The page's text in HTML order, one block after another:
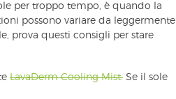
per troppo tempo, è quando la
possono variare da leggermente
prova questi consigli per stare
LavaDerm Cooling Mist. Se il
sole